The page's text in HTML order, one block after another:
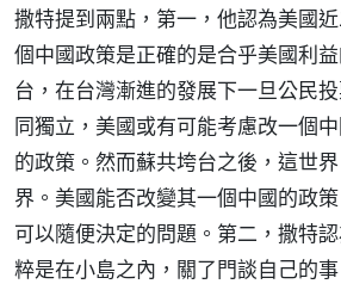
撒特提到兩點，第一，他認為美國
個中國政策是正確的是合乎美國利
台，在台灣漸進的發展下一旦公民
同獨立，美國或有可能考慮改一個
的政策。然而蘇共垮台之後，這世
界。美國能否改變其一個中國的政
可以隨便決定的問題。第二，撒特
粹是在小島之內，關了門談自己的